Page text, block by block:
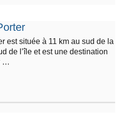
est située à 11 km au sud de la
de l’île et est une destination
…